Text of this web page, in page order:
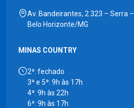
Av. Bandeirantes, 2.323 – Serra –
Belo Horizonte/MG
MINAS COUNTRY
2ª: fechado
3ª e 5ª: 9h às 17h
4ª: 9h às 22h
6ª: 9h às 17h